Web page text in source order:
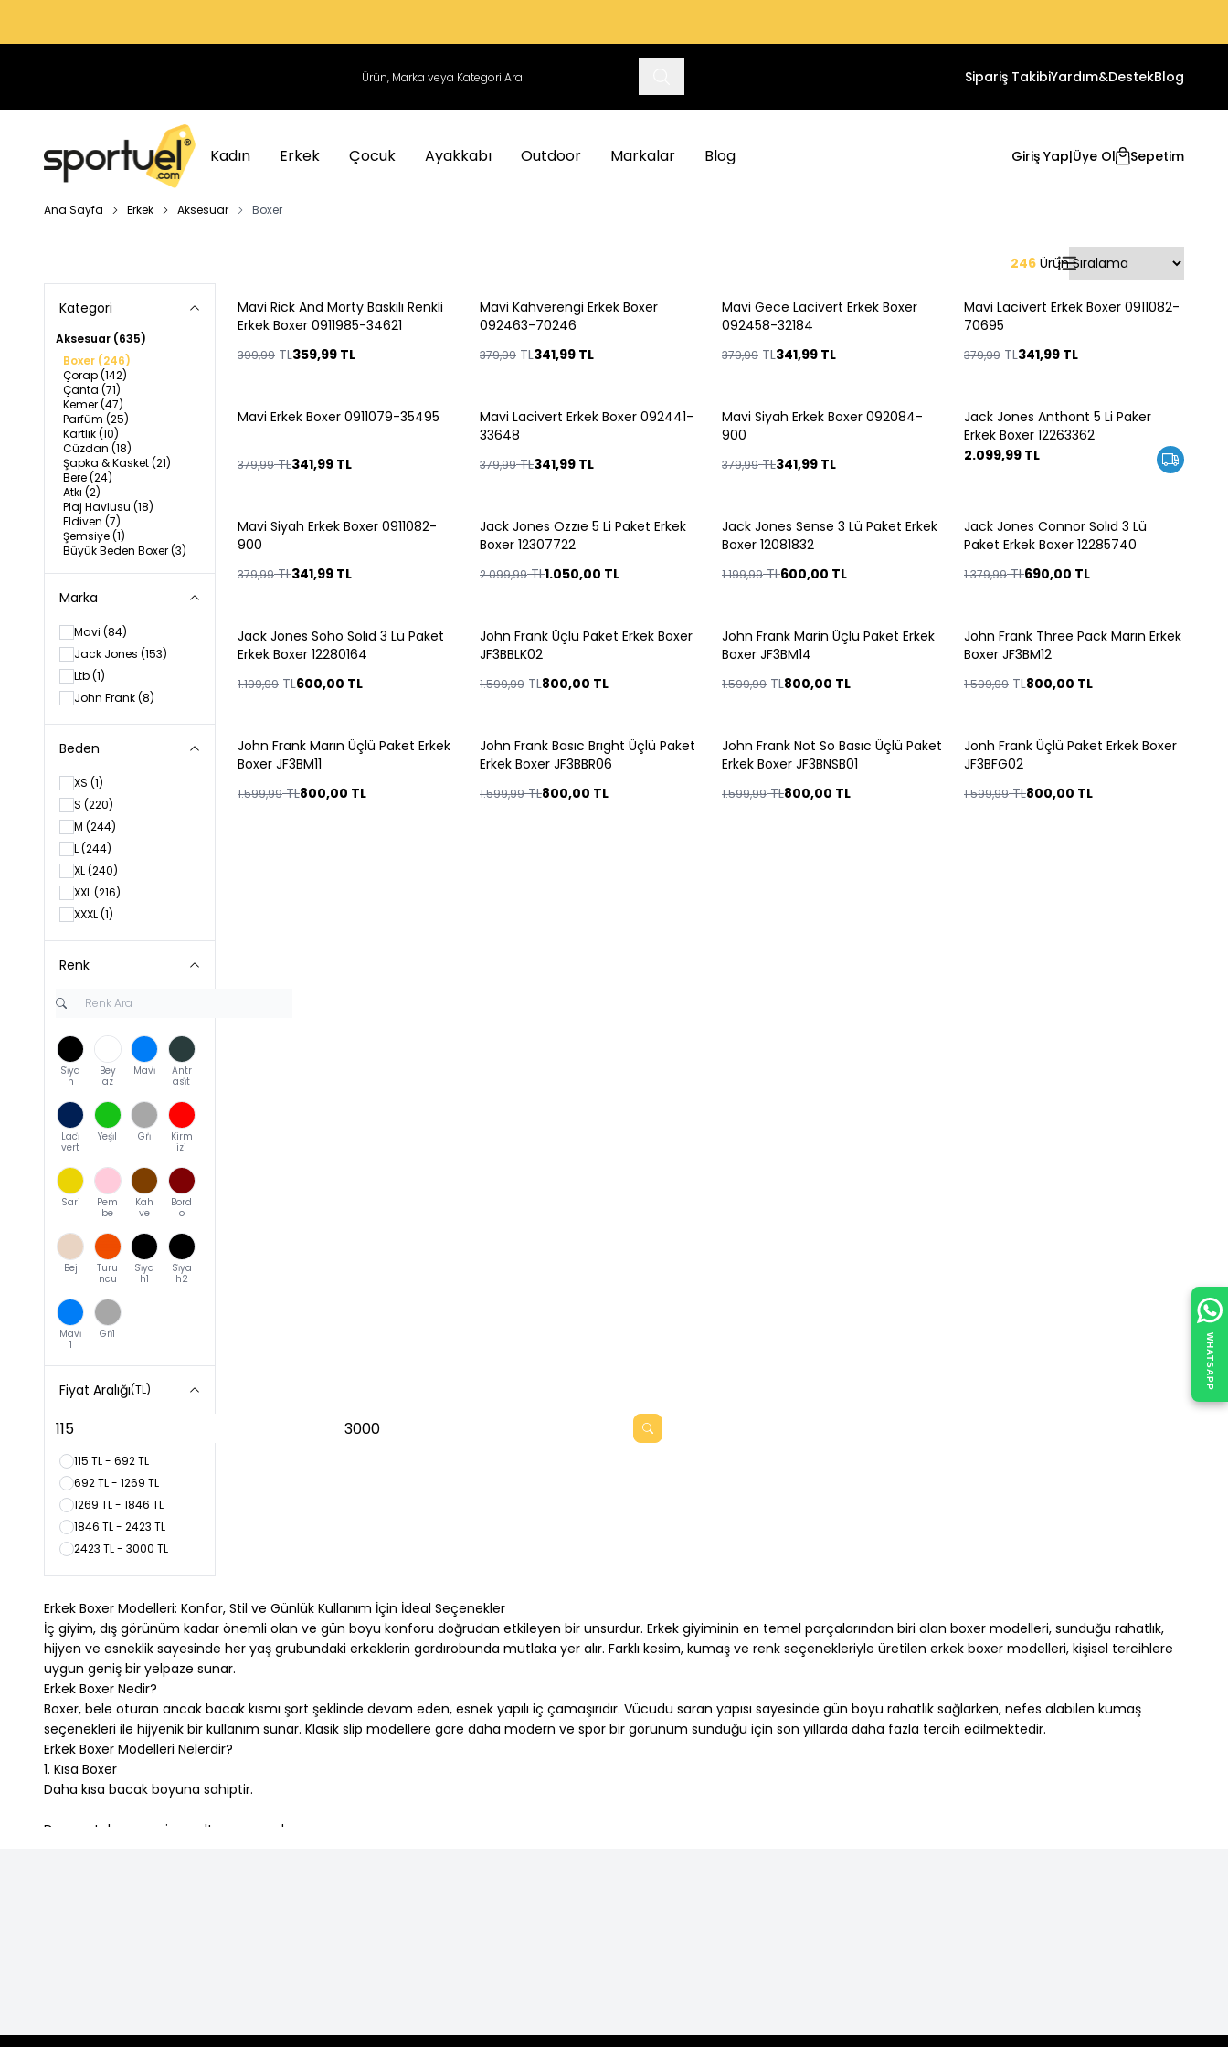
Sipariş TakibiYardım&DestekBlog
Kadın Erkek Çocuk Ayakkabı Outdoor Markalar Blog Giriş Yap|Üye Ol Sepetim
Ana Sayfa Erkek Aksesuar Boxer
Kategori
Aksesuar (635)
Boxer (246)
Çorap(142)
Çanta (71)
Kemer(47)
Parfüm (25)
Kartlık(10)
Cüzdan (18)
Şapka & Kasket(21)
Bere(24)
Atkı (2)
Plaj Havlusu (18)
Eldiven (7)
Şemsiye(1)
Büyük Beden Boxer(3)
Marka
Mavi (84)
Jack Jones (153)
Ltb(1)
John Frank(8)
Beden
XS (1)
S (220)
M (244)
L(244)
XL(240)
XXL(216)
XXXL(1)
Renk
Si̇ya
h
Bey
az
Mavi̇
Antr
asi̇t
Laci̇
vert
Yeşi̇l Gri̇
Kirm
izi
Sari
Pem
be
Kah
ve
Bord
o
Bej
Turu
ncu
Si̇ya
h1
Si̇ya
h2
Mavi̇
1
Gri̇1
Fiyat Aralığı(TL)
115 TL - 692 TL
692 TL - 1269 TL
1269 TL - 1846 TL
1846 TL - 2423 TL
2423 TL - 3000 TL
246 Ürün
%10
Mavi Rick And Morty Baskılı Renkli
Erkek Boxer 0911985-34621
399,99TL359,99 TL
%10
Mavi Kahverengi Erkek Boxer
092463-70246
379,99TL341,99 TL
Yeni
%10
Mavi Gece Lacivert Erkek Boxer
092458-32184
379,99TL341,99 TL
%10
Mavi Lacivert Erkek Boxer 0911082-
70695
379,99TL341,99 TL
%10
Mavi Erkek Boxer 0911079-35495
379,99TL341,99 TL
%10
Mavi Lacivert Erkek Boxer 092441-
33648
379,99TL341,99 TL
%10
Mavi Siyah Erkek Boxer 092084-
900
379,99TL341,99 TL
Yeni
Jack Jones Anthont 5 Li Paker
Erkek Boxer 12263362
2.099,99 TL
%10
Mavi Siyah Erkek Boxer 0911082-
900
379,99TL341,99 TL
%50
Jack Jones Ozzıe 5 Li Paket Erkek
Boxer 12307722
2.099,99TL1.050,00 TL
%50
Jack Jones Sense 3 Lü Paket Erkek
Boxer 12081832
1.199,99TL600,00 TL
%50
Jack Jones Connor Solıd 3 Lü
Paket Erkek Boxer 12285740
1.379,99TL690,00 TL
%50
Jack Jones Soho Solıd 3 Lü Paket
Erkek Boxer 12280164
1.199,99TL600,00 TL
%50
John Frank Üçlü Paket Erkek Boxer
JF3BBLK02
1.599,99TL800,00 TL
%50
John Frank Marin Üçlü Paket Erkek
Boxer JF3BM14
1.599,99TL800,00 TL
%50
John Frank Three Pack Marın Erkek
Boxer JF3BM12
1.599,99TL800,00 TL
%50
John Frank Marın Üçlü Paket Erkek
Boxer JF3BM11
1.599,99TL800,00 TL
%50
John Frank Basıc Brıght Üçlü Paket
Erkek Boxer JF3BBR06
1.599,99TL800,00 TL
%50
John Frank Not So Basıc Üçlü Paket
Erkek Boxer JF3BNSB01
1.599,99TL800,00 TL
%50
Jonh Frank Üçlü Paket Erkek Boxer
JF3BFG02
1.599,99TL800,00 TL
Erkek Boxer Modelleri: Konfor, Stil ve Günlük Kullanım İçin İdeal Seçenekler
İç giyim, dış görünüm kadar önemli olan ve gün boyu konforu doğrudan etkileyen bir unsurdur. Erkek giyiminin en temel parçalarından biri olan boxer modelleri, sunduğu rahatlık,
hijyen ve esneklik sayesinde her yaş grubundaki erkeklerin gardırobunda mutlaka yer alır. Farklı kesim, kumaş ve renk seçenekleriyle üretilen erkek boxer modelleri, kişisel tercihlere
uygun geniş bir yelpaze sunar.
Erkek Boxer Nedir?
Boxer, bele oturan ancak bacak kısmı şort şeklinde devam eden, esnek yapılı iç çamaşırıdır. Vücudu saran yapısı sayesinde gün boyu rahatlık sağlarken, nefes alabilen kumaş
seçenekleri ile hijyenik bir kullanım sunar. Klasik slip modellere göre daha modern ve spor bir görünüm sunduğu için son yıllarda daha fazla tercih edilmektedir.
Erkek Boxer Modelleri Nelerdir?
1. Kısa Boxer
Daha kısa bacak boyuna sahiptir.
Dar pantolon veya jean altına uygundur.
WHATSAPP